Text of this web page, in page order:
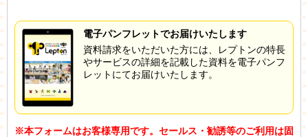
電子パンフレットでお届けいたします
資料請求をいただいた方には、レプトンの特長
やサービスの詳細を記載した資料を電子パンフ
レットにてお届けいたします。
※本フォームはお客様専用です。セールス・勧誘等のご利用は固